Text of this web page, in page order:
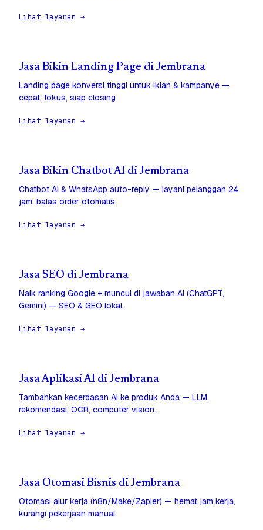
Lihat layanan →
Jasa Bikin Landing Page di Jembrana
Landing page konversi tinggi untuk iklan & kampanye —
cepat, fokus, siap closing.
Lihat layanan →
Jasa Bikin Chatbot AI di Jembrana
Chatbot AI & WhatsApp auto-reply — layani pelanggan 24
jam, balas order otomatis.
Lihat layanan →
Jasa SEO di Jembrana
Naik ranking Google + muncul di jawaban AI (ChatGPT,
Gemini) — SEO & GEO lokal.
Lihat layanan →
Jasa Aplikasi AI di Jembrana
Tambahkan kecerdasan AI ke produk Anda — LLM,
rekomendasi, OCR, computer vision.
Lihat layanan →
Jasa Otomasi Bisnis di Jembrana
Otomasi alur kerja (n8n/Make/Zapier) — hemat jam kerja,
kurangi pekerjaan manual.